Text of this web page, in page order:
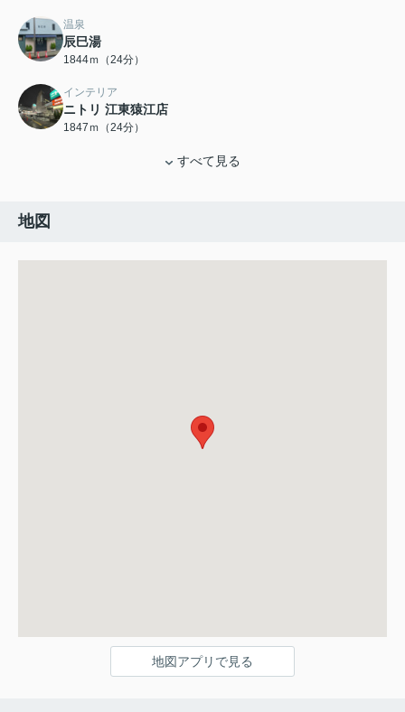
温泉
辰巳湯
1844ｍ（24分）
インテリア
ニトリ 江東猿江店
1847ｍ（24分）
すべて見る
地図
地図アプリで見る